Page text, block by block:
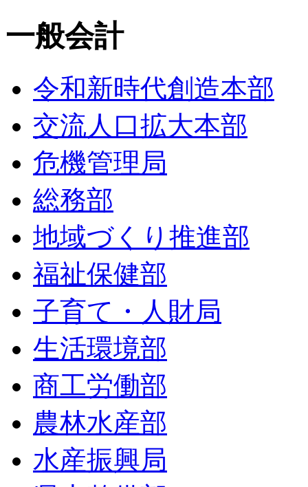
一般会計
令和新時代創造本部
交流人口拡大本部
危機管理局
総務部
地域づくり推進部
福祉保健部
子育て・人財局
生活環境部
商工労働部
農林水産部
水産振興局